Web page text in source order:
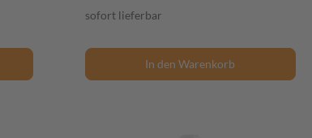
sofort lieferbar
In den Warenkorb